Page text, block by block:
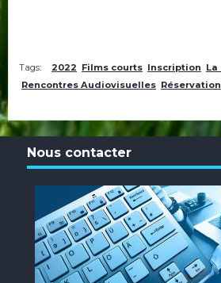
Tags: 2022 Films courts Inscription La
Rencontres Audiovisuelles Réservation
Nous contacter